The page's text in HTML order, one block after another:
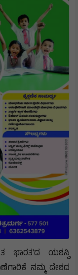
ಭಾರತ'ದ ಯಶಸ್ವಿ
ನಮ್ಮ ದೇಶದ